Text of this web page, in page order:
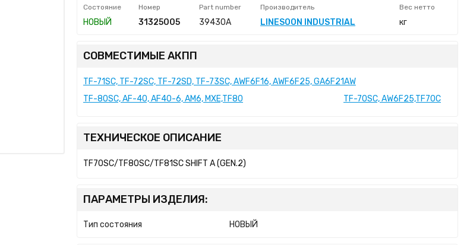
Состояние Номер Part number Производитель Вес нетто
НОВЫЙ 31325005 39430A LINESOON INDUSTRIAL кг
СОВМЕСТИМЫЕ АКПП
TF-71SC, TF-72SC, TF-72SD, TF-73SC, AWF6F16, AWF6F25, GA6F21AW
TF-80SC, AF-40, AF40-6, AM6, MXE,TF80
TF-70SC, AW6F25,TF70C
ТЕХНИЧЕСКОЕ ОПИСАНИЕ
TF70SC/TF80SC/TF81SC SHIFT A (GEN.2)
ПАРАМЕТРЫ ИЗДЕЛИЯ:
Тип состояния НОВЫЙ